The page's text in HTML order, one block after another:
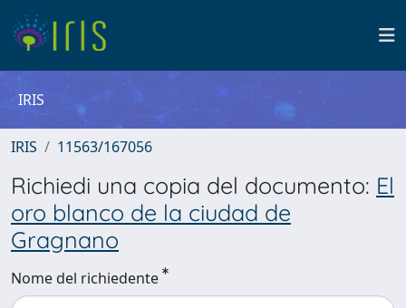
IRIS
IRIS 11563/167056
Richiedi una copia del documento: El
oro blanco de la ciudad de
Gragnano
Nome del richiedente